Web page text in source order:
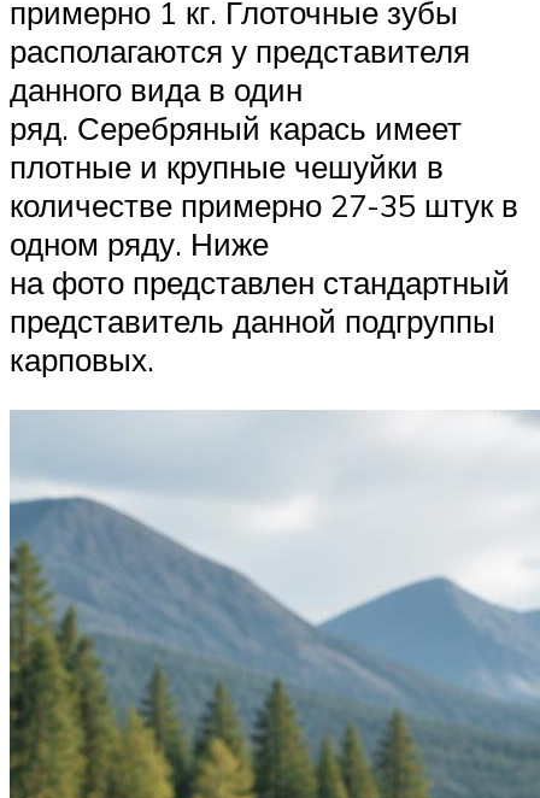
примерно 1 кг. Глоточные зубы
располагаются у представителя
данного вида в один
ряд. Серебряный карась имеет
плотные и крупные чешуйки в
количестве примерно 27-35 штук в
одном ряду. Ниже
на фото представлен стандартный
представитель данной подгруппы
карповых.